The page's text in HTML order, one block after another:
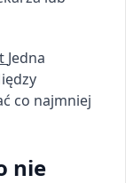
Jedna
co najmniej
nie